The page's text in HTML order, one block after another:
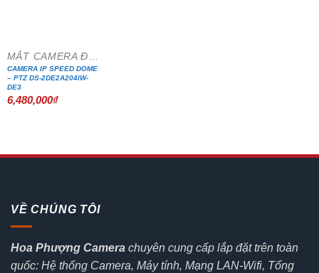
CAMERA IP SPEED DOME
– PTZ DS-2DE2A204IW-
DE3
6,480,000₫
VỀ CHÚNG TÔI
Hoa Phượng Camera chuyên cung cấp lắp đặt trên toàn
quốc: Hệ thống Camera, Máy tính, Mạng LAN-Wifi, Tổng